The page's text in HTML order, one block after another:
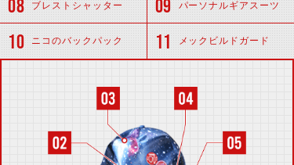
ブレストシャッター パーソナルギアスーツ
ニコのバックパック メックビルドガード